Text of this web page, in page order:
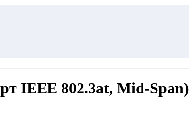
IEEE 802.3at, Mid-Span)